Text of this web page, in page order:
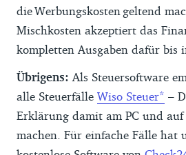
die Werbungskosten geltend
Mischkosten akzeptiert das
kompletten Ausgaben dafür bis
Übrigens: Als Steuersoftware
alle Steuerfälle Wiso Steuer
–
Erklärung damit am PC und auf
machen. Für einfache Fälle hat